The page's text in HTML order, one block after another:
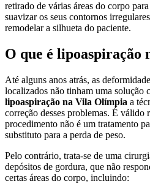
retirado de várias áreas do corpo
suavizar os seus contornos
remodelar a silhueta do paciente.
O que é lipoaspiração
Até alguns anos atrás, as
localizados não tinham uma solução
lipoaspiração na Vila Olímpia a
correção desses problemas. É válido
procedimento não é um tratamento
substituto para a perda de peso.
Pelo contrário, trata-se de uma
depósitos de gordura, que não
certas áreas do corpo, incluindo: